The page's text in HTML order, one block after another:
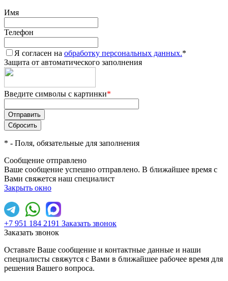
Имя
Телефон
Я согласен на обработку персональных данных.*
Защита от автоматического заполнения
Введите символы с картинки*
* - Поля, обязательные для заполнения
Сообщение отправлено
Ваше сообщение успешно отправлено. В ближайшее время с
Вами свяжется наш специалист
Закрыть окно
+7 951 184 2191 Заказать звонок
Заказать звонок
Оставьте Ваше сообщение и контактные данные и наши
специалисты свяжутся с Вами в ближайшее рабочее время для
решения Вашего вопроса.